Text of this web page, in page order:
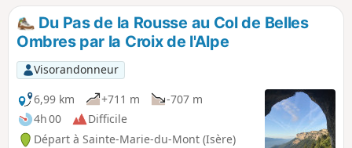
Du Pas de la Rousse au Col de Belles
Ombres par la Croix de l'Alpe
Visorandonneur
6,99 km
+711 m
-707 m
4h 00
Difficile
Départ à Sainte-Marie-du-Mont (Isère)